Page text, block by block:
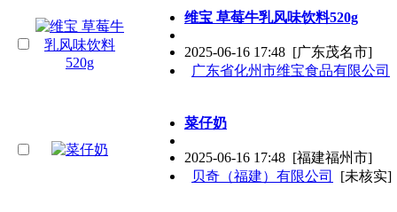
维宝 草莓牛乳风味饮料520g
2025-06-16 17:48 [广东茂名市]
广东省化州市维宝食品有限公司
菜仔奶
2025-06-16 17:48 [福建福州市]
贝奇（福建）有限公司
[未核实]